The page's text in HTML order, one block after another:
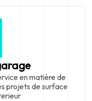
en matière de
projets de surface